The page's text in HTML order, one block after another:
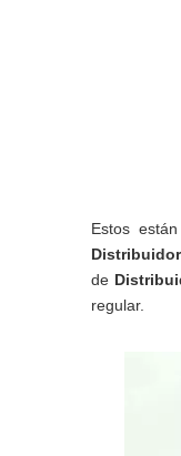
Estos
de
regular.